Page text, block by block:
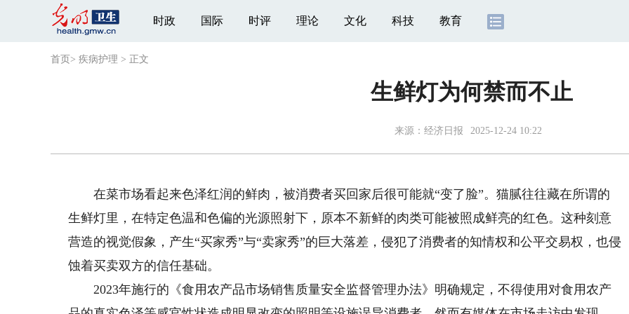
时政 国际 时评 理论 文化 科技 教育
首页 > 疾病护理 > 正文
生鲜灯为何禁而不止
来源： 经济日报 2025-12-24 10:22
在菜市场看起来色泽红润的鲜肉，被消费者买回家后很可能就“变了脸”。猫腻往往藏在所谓的
生鲜灯里，在特定色温和色偏的光源照射下，原本不新鲜的肉类可能被照成鲜亮的红色。这种刻意
营造的视觉假象，产生“买家秀”与“卖家秀”的巨大落差，侵犯了消费者的知情权和公平交易权，也侵
蚀着买卖双方的信任基础。
2023年施行的《食用农产品市场销售质量安全监督管理办法》明确规定，不得使用对食用农产